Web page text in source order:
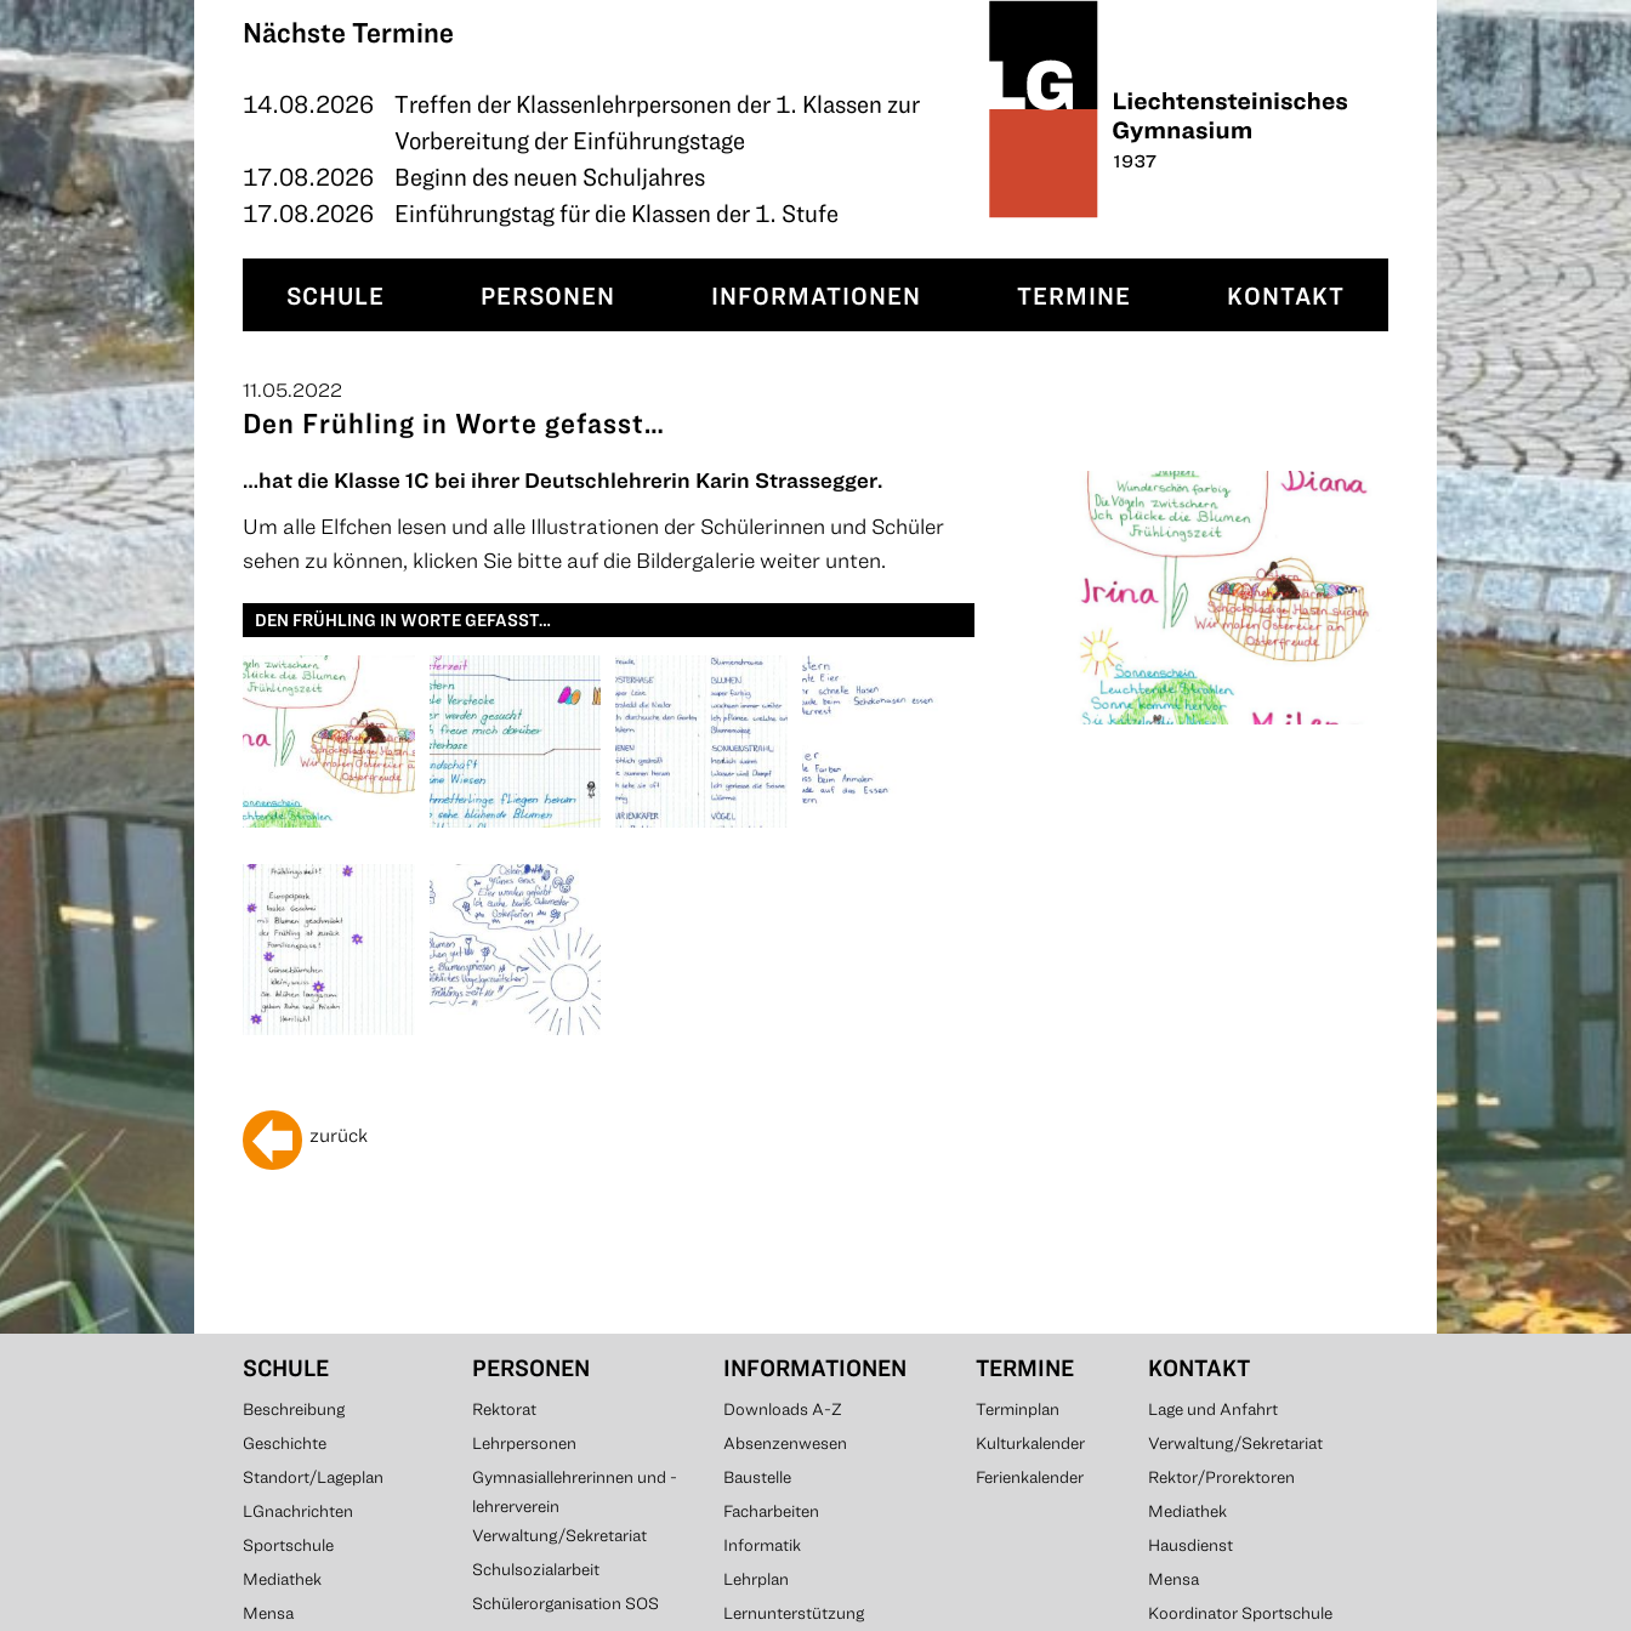
Nächste Termine
14.08.2026
Treffen der Klassenlehrpersonen der 1. Klassen zur
Vorbereitung der Einführungstage
17.08.2026
Beginn des neuen Schuljahres
17.08.2026
Einführungstag für die Klassen der 1. Stufe
SCHULE PERSONEN INFORMATIONEN TERMINE KONTAKT
KONTAKT
11.05.2022
Den Frühling in Worte gefasst…
…hat die Klasse 1C bei ihrer Deutschlehrerin Karin Strassegger.
Um alle Elfchen lesen und alle Illustrationen der Schülerinnen und Schüler
sehen zu können, klicken Sie bitte auf die Bildergalerie weiter unten.
DEN FRÜHLING IN WORTE GEFASST…
zurück
SCHULE
Beschreibung
Geschichte
Standort/Lageplan
LGnachrichten
Sportschule
Mediathek
Mensa
PERSONEN
Rektorat
Lehrpersonen
Gymnasiallehrerinnen und -
lehrerverein
Verwaltung/Sekretariat
Schulsozialarbeit
Schülerorganisation SOS
INFORMATIONEN
Downloads A-Z
Absenzenwesen
Baustelle
Facharbeiten
Informatik
Lehrplan
Lernunterstützung
TERMINE
Terminplan
Kulturkalender
Ferienkalender
KONTAKT
Lage und Anfahrt
Verwaltung/Sekretariat
Rektor/Prorektoren
Mediathek
Hausdienst
Mensa
Koordinator Sportschule